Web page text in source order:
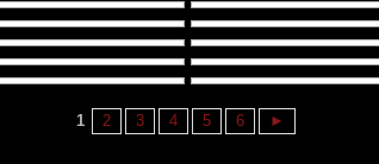
1 2 3 4 5 6 ►